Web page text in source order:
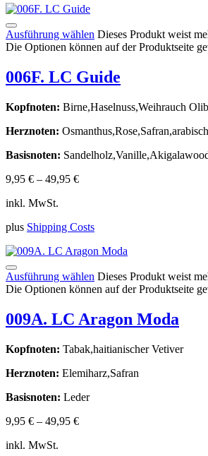
Ausführung wählen Dieses Produkt weist
Die Optionen können auf der Produktseite
006F. LC Guide
Kopfnoten: Birne,Haselnuss,Weihrauch
Herznoten:
Basisnoten:
9,95 € – 49,95 €
inkl. MwSt.
plus Shipping Costs
Ausführung wählen Dieses Produkt weist
Die Optionen können auf der Produktseite
009A. LC Aragon Moda
Kopfnoten: Tabak,haitianischer Vetiver
Herznoten: Elemiharz,Safran
Basisnoten: Leder
9,95 € – 49,95 €
inkl. MwSt.